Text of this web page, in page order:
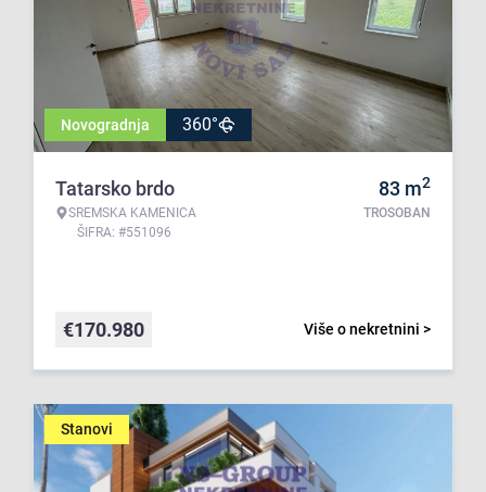
Novogradnja 360°
Tatarsko brdo
SREMSKA KAMENICA
ŠIFRA: #551096
83 m2
TROSOBAN
Više o nekretnini >
€170.980
Stanovi